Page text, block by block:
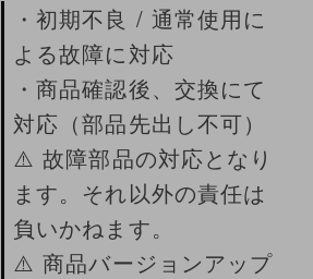
・初期不良 / 通常使用に
よる故障に対応
・商品確認後、交換にて
対応（部品先出し不可）
⚠️ 故障部品の対応となり
ます。それ以外の責任は
負いかねます。
⚠️ 商品バージョンアップ